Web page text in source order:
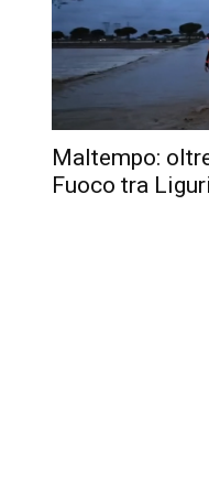
Maltempo:
Fuoco tra